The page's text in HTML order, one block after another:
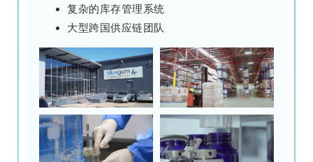
复杂的库存管理系统
大型跨国供应链团队